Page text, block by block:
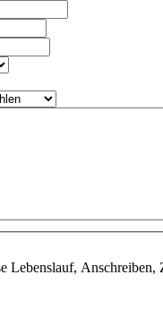
Lebenslauf,